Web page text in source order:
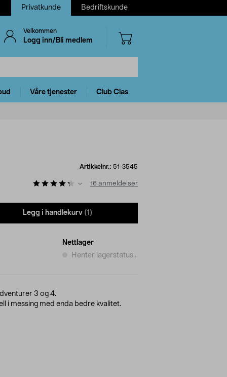
Privatkunde Bedriftskunde
Velkommen
Logg inn/Bli medlem
Våre tjenester Club Clas
Artikkelnr.: 51-3545
16 anmeldelser
Legg i handlekurv (1)
Nettlager
Henter lagerstatus...
3 og 4.
i messing med enda bedre kvalitet.